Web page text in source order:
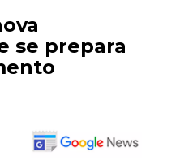
se prepara